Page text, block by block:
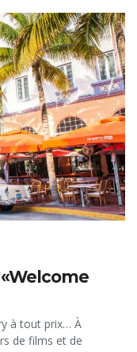
à tout prix… À
de films et de